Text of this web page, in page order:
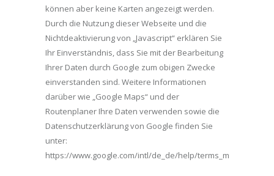
können aber keine Karten angezeigt werden.
Durch die Nutzung dieser Webseite und die
Nichtdeaktivierung von „Javascript“ erklären Sie
Ihr Einverständnis, dass Sie mit der Bearbeitung
Ihrer Daten durch Google zum obigen Zwecke
einverstanden sind. Weitere Informationen
darüber wie „Google Maps“ und der
Routenplaner Ihre Daten verwenden sowie die
Datenschutzerklärung von Google finden Sie
unter:
https://www.google.com/intl/de_de/help/terms_maps.html